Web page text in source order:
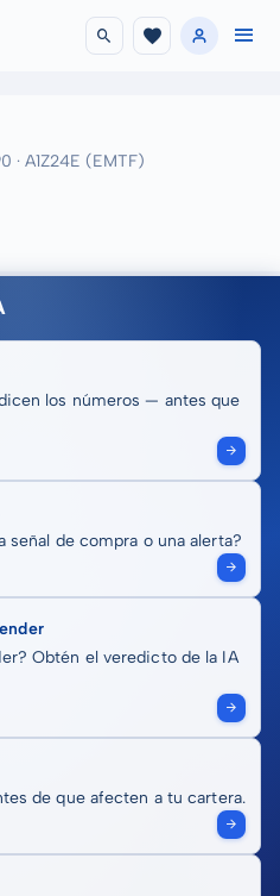
· A1Z24E (EMTF)
los números — antes que
señal de compra o una alerta?
Obtén el veredicto de la IA
de que afecten a tu cartera.